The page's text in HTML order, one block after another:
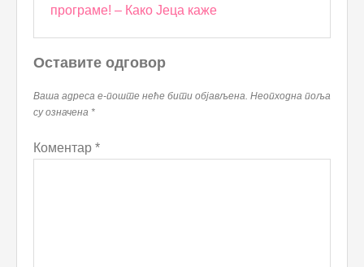
програме! – Како Јеца каже
Оставите одговор
Ваша адреса е-поште неће бити објављена. Неопходна поља
су означена *
Коментар *